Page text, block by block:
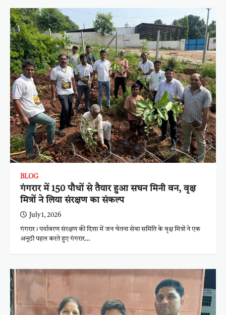
BLOG
गंगरार में 150 पौधों से तैयार हुआ सघन मिनी वन, वृक्ष
मित्रों ने लिया संरक्षण का संकल्प
July 1, 2026
गंगरार। पर्यावरण संरक्षण की दिशा में जन चेतना सेवा समिति के वृक्ष मित्रों ने एक
अनूठी पहल करते हुए गंगरार…